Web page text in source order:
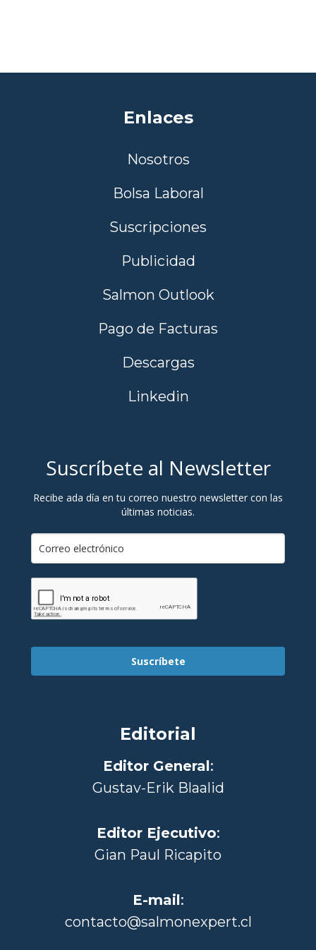
Enlaces
Nosotros
Bolsa Laboral
Suscripciones
Publicidad
Salmon Outlook
Pago de Facturas
Descargas
Linkedin
Suscríbete al Newsletter
Recibe ada día en tu correo nuestro newsletter con las
últimas noticias.
Suscríbete
Editorial
Editor General:
Gustav-Erik Blaalid
Editor Ejecutivo:
Gian Paul Ricapito
E-mail:
contacto@salmonexpert.cl